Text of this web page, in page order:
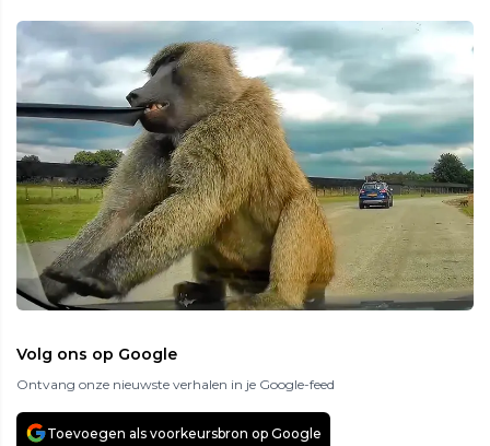
Volg ons op Google
Ontvang onze nieuwste verhalen in je Google-feed
Toevoegen als voorkeursbron op Google